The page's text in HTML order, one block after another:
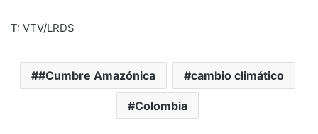
T: VTV/LRDS
#Cumbre Amazónica cambio climático
Colombia